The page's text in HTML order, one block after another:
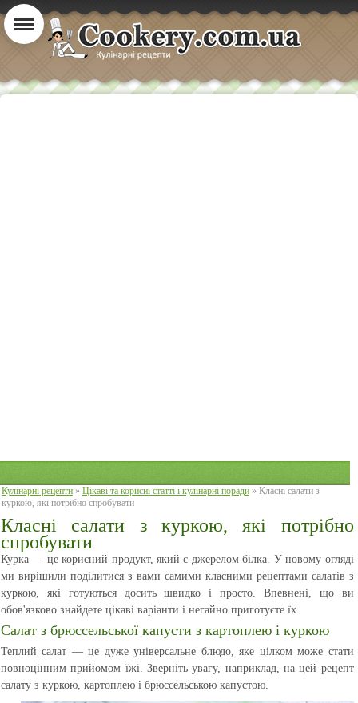
Кулінарні рецепти » Цікаві та корисні статті і кулінарні поради » Класні салати з
куркою, які потрібно спробувати
Класні салати з куркою, які потрібно
спробувати
Курка — це корисний продукт, який є джерелом білка. У новому огляді
ми вирішили поділитися з вами самими класними рецептами салатів з
куркою, які готуються досить швидко і просто. Впевнені, що ви
обов'язково знайдете цікаві варіанти і негайно приготуєте їх.
Салат з брюссельської капусти з картоплею і куркою
Теплий салат — це дуже універсальне блюдо, яке цілком може стати
повноцінним прийомом їжі. Зверніть увагу, наприклад, на цей рецепт
салату з куркою, картоплею і брюссельською капустою.